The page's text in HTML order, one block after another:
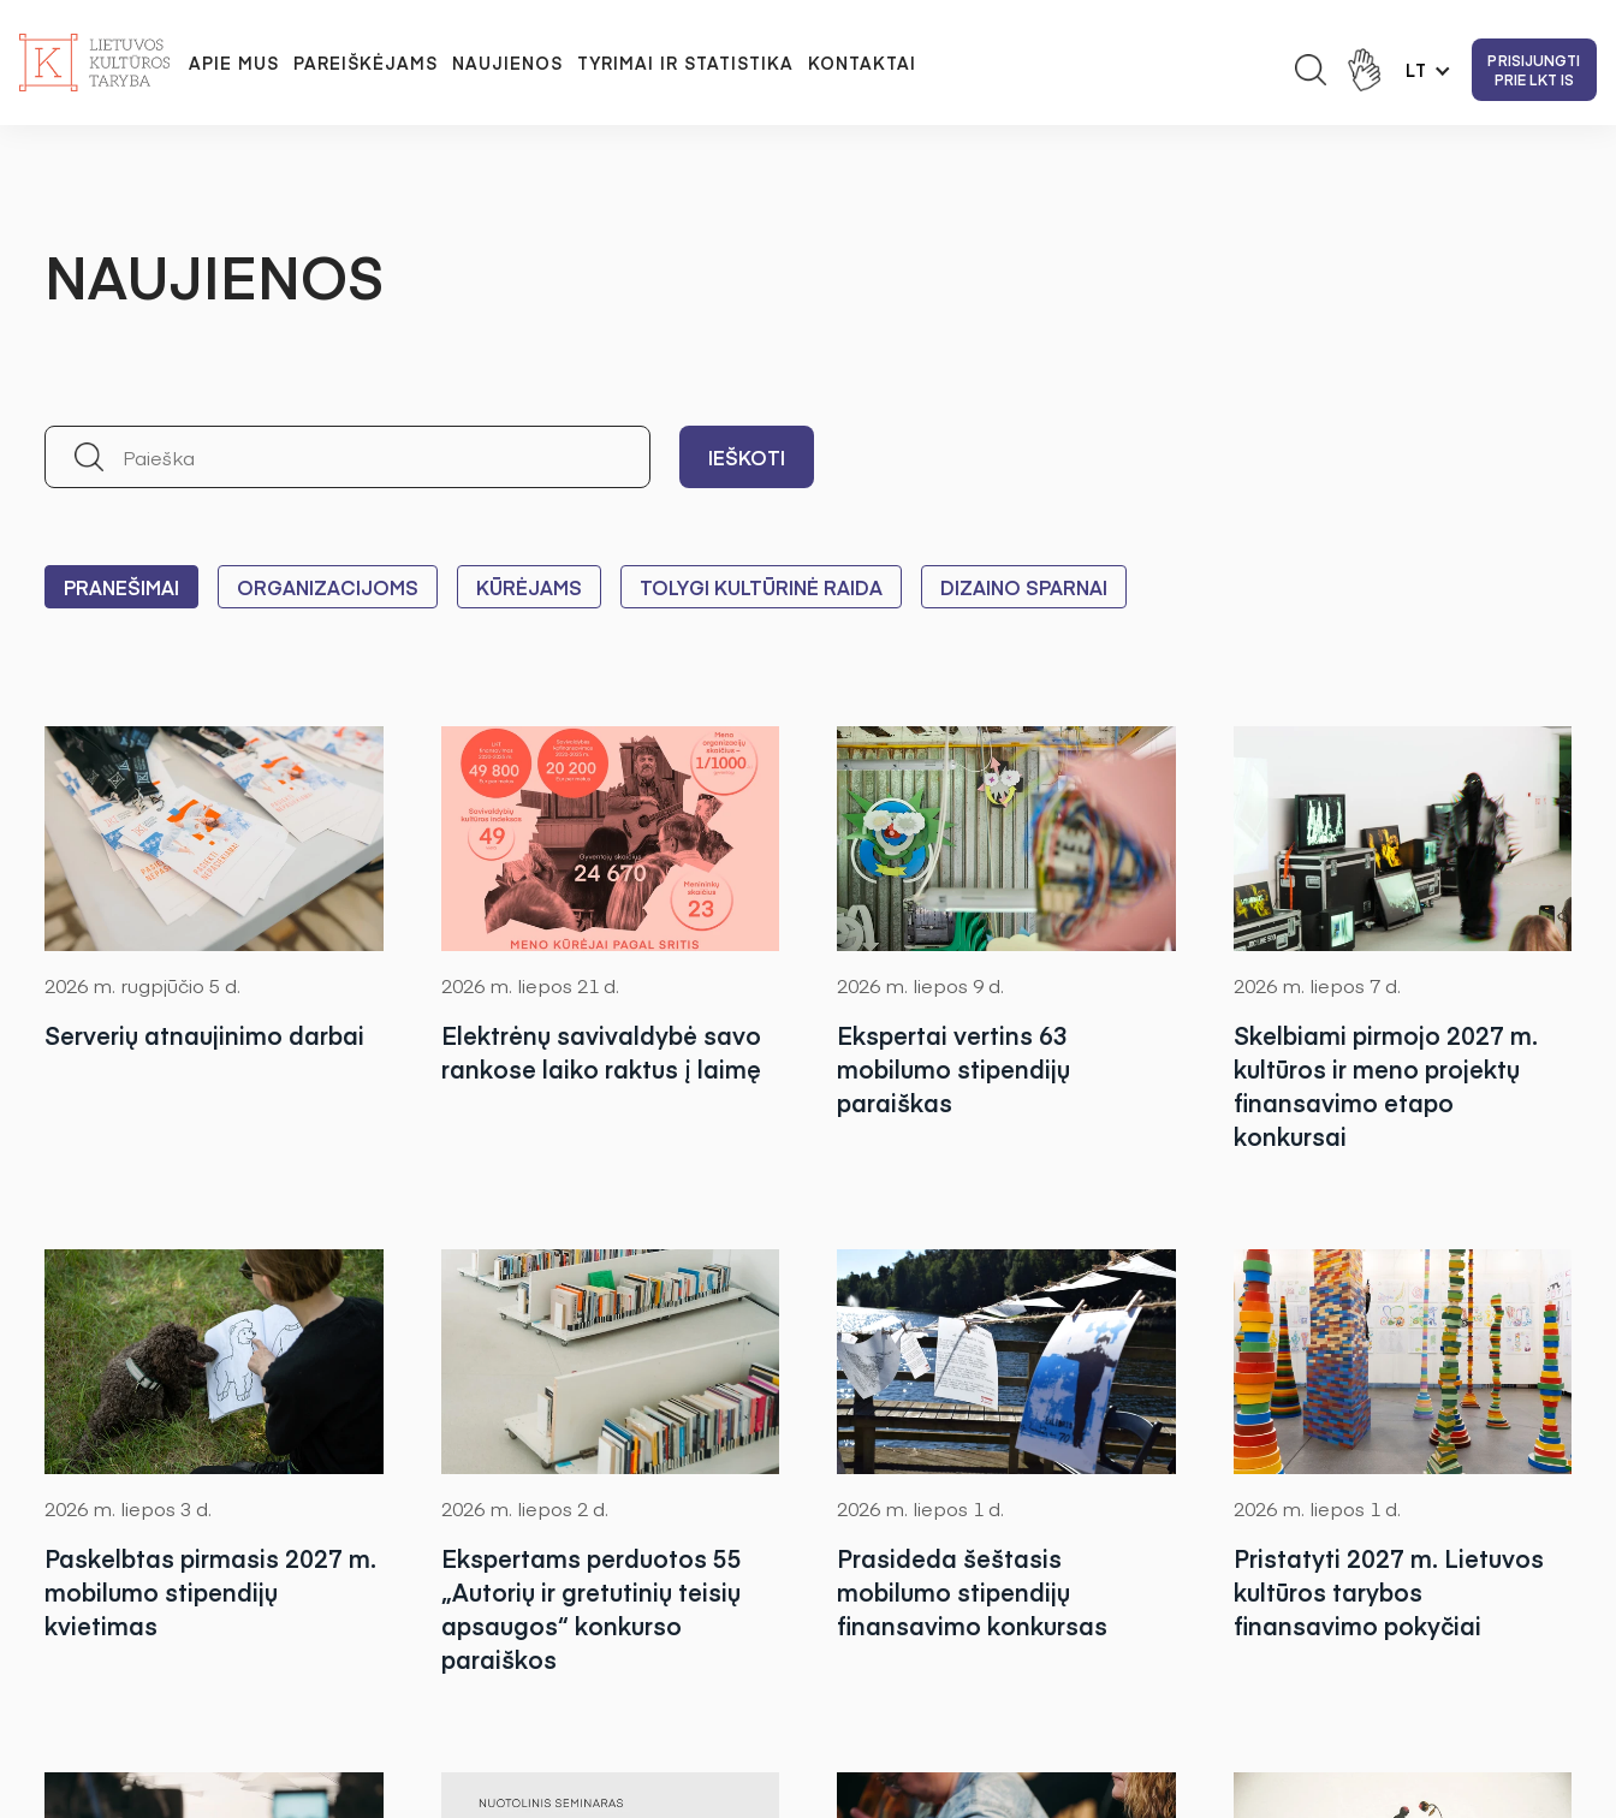
APIE MUS PAREIŠKĖJAMS NAUJIENOS TYRIMAI IR STATISTIKA KONTAKTAI LT
PRISIJUNGTI
PRIE LKT IS
NAUJIENOS
IEŠKOTI
PRANEŠIMAI ORGANIZACIJOMS KŪRĖJAMS TOLYGI KULTŪRINĖ RAIDA DIZAINO SPARNAI
2026 m. rugpjūčio 5 d.
Serverių atnaujinimo darbai
2026 m. liepos 21 d.
Elektrėnų savivaldybė savo
rankose laiko raktus į laimę
2026 m. liepos 9 d.
Ekspertai vertins 63
mobilumo stipendijų
paraiškas
2026 m. liepos 7 d.
Skelbiami pirmojo 2027 m.
kultūros ir meno projektų
finansavimo etapo
konkursai
2026 m. liepos 3 d.
Paskelbtas pirmasis 2027 m.
mobilumo stipendijų
kvietimas
2026 m. liepos 2 d.
Ekspertams perduotos 55
„Autorių ir gretutinių teisių
apsaugos“ konkurso
paraiškos
2026 m. liepos 1 d.
Prasideda šeštasis
mobilumo stipendijų
finansavimo konkursas
2026 m. liepos 1 d.
Pristatyti 2027 m. Lietuvos
kultūros tarybos
finansavimo pokyčiai